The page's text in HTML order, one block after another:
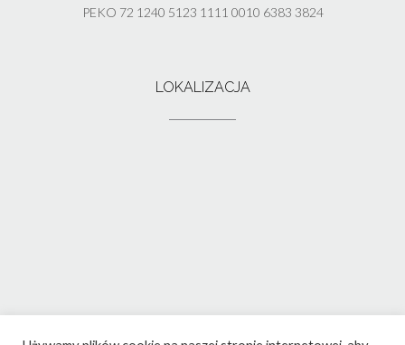
PEKO 72 1240 5123 1111 0010 6383 3824
LOKALIZACJA